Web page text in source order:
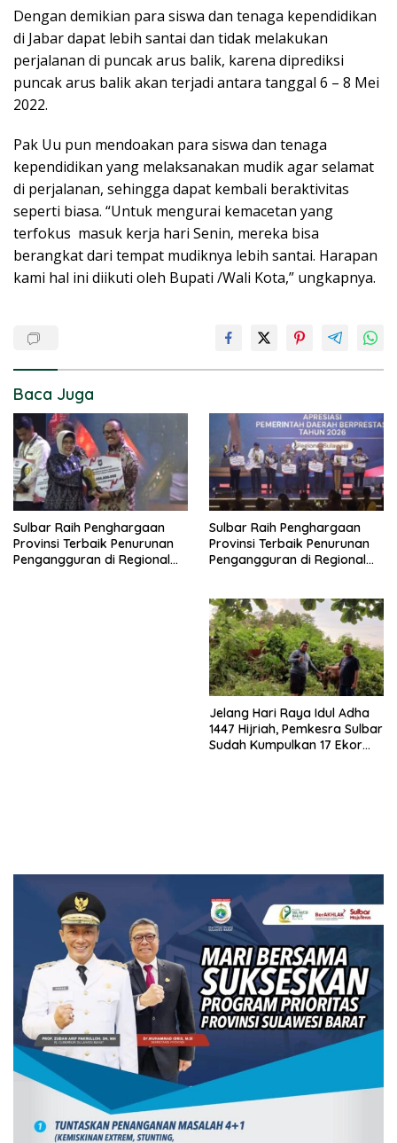
Dengan demikian para siswa dan tenaga kependidikan
di Jabar dapat lebih santai dan tidak melakukan
perjalanan di puncak arus balik, karena diprediksi
puncak arus balik akan terjadi antara tanggal 6 – 8 Mei
2022.
Pak Uu pun mendoakan para siswa dan tenaga
kependidikan yang melaksanakan mudik agar selamat
di perjalanan, sehingga dapat kembali beraktivitas
seperti biasa. “Untuk mengurai kemacetan yang
terfokus masuk kerja hari Senin, mereka bisa
berangkat dari tempat mudiknya lebih santai. Harapan
kami hal ini diikuti oleh Bupati /Wali Kota,” ungkapnya.
Baca Juga
Sulbar Raih Penghargaan
Provinsi Terbaik Penurunan
Pengangguran di Regional
Sulbar Raih Penghargaan
Provinsi Terbaik Penurunan
Pengangguran di Regional
Jelang Hari Raya Idul Adha
1447 Hijriah, Pemkesra Sulbar
Sudah Kumpulkan 17 Ekor